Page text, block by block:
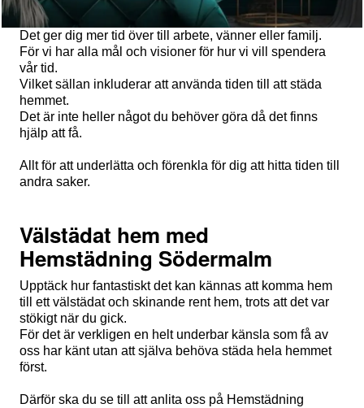
Det ger dig mer tid över till arbete, vänner eller familj.
För vi har alla mål och visioner för hur vi vill spendera
vår tid.
Vilket sällan inkluderar att använda tiden till att städa
hemmet.
Det är inte heller något du behöver göra då det finns
hjälp att få.
Allt för att underlätta och förenkla för dig att hitta tiden till
andra saker.
Välstädat hem med
Hemstädning Södermalm
Upptäck hur fantastiskt det kan kännas att komma hem
till ett välstädat och skinande rent hem, trots att det var
stökigt när du gick.
För det är verkligen en helt underbar känsla som få av
oss har känt utan att själva behöva städa hela hemmet
först.
Därför ska du se till att anlita oss på Hemstädning